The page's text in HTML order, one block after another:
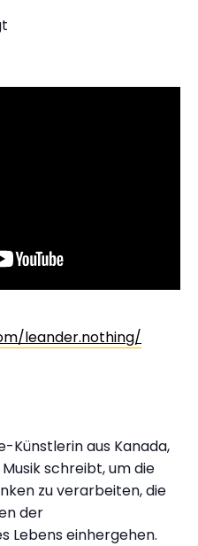
leander.nothing/
Künstlerin aus Kanada,
schreibt, um die
zu verarbeiten, die
der
Lebens einhergehen.